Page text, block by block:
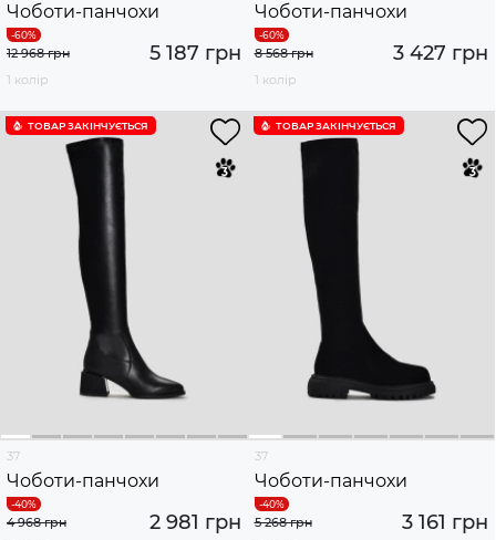
Чоботи-панчохи
5 187 грн
12 968 грн
1 колір
Чоботи-панчохи
3 427 грн
8 568 грн
1 колір
ТОВАР ЗАКІНЧУЄTЬСЯ
37
Чоботи-панчохи
2 981 грн
4 968 грн
ТОВАР ЗАКІНЧУЄTЬСЯ
37
Чоботи-панчохи
3 161 грн
5 268 грн